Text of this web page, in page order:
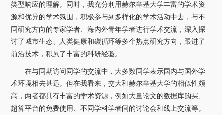
类型响应的理解。同时，我充分利用赫尔辛基大学丰富的学术资
源和优异的学术氛围，积极参与到多样化的学术活动中去，与不
同研究方向的专家学者、海内外青年学者进行学术交流，深入探
讨了城市生态、人类健康和碳循环等多个热点研究方向，跟进了
前沿技术，积累了丰富的科研经验。
在与同期访问同学的交流中，大多数同学表示国内与国外学
术环境相去甚远。但在我看来，交大和赫尔辛基大学的相似性颇
高，两者都具有丰富的学术资源，例如大量论文的数据库购买、
超算平台的免费使用、不同学科学者间的讨论会和线上交流等。